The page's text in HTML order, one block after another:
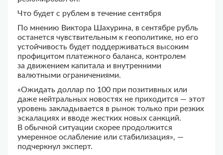
Что будет с рублем в течение сентября
По мнению Виктора Шахурина, в сентябре рубль
останется чувствительным к геополитике, но его
устойчивость будет поддерживаться высоким
профицитом платежного баланса, контролем
за движением капитала и внутренними
валютными ограничениями.
«Ожидать доллар по 100 при позитивных или
даже нейтральных новостях не приходится — этот
уровень закладывается в рынок только при резких
эскалациях и вводе жестких новых санкций.
В обычной ситуации скорее продолжится
умеренное ослабление или стабилизация», —
подчеркнул эксперт.